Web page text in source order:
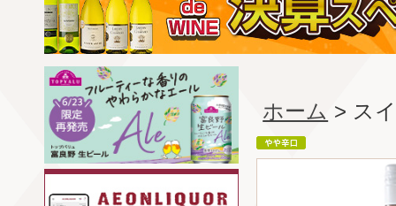
ホーム > ス